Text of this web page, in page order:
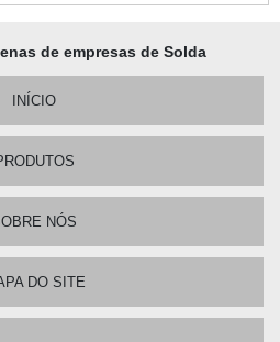
de empresas de Solda
INÍCIO
NÓS
DO SITE